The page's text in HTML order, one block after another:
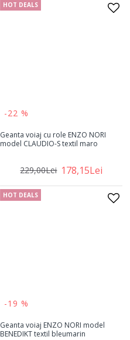
HOT DEALS
-22 %
Geanta voiaj cu role ENZO NORI
model CLAUDIO-S textil maro
178,15Lei
229,00Lei
HOT DEALS
-19 %
Geanta voiaj ENZO NORI model
BENEDIKT textil bleumarin